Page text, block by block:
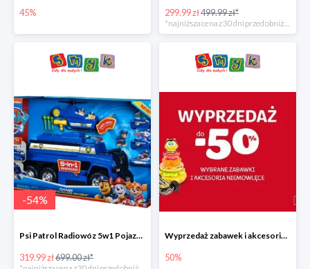
45% 299.99 zł499.99 zł*
-54%
Psi Patrol Radiowóz 5w1 Pojazd ratunkowy z figurką Chase'a
319.99 zł699.00 zł*
Wyprzedaż zabawek i akcesoriów niemowlęcych w Smyku do -50%
50%